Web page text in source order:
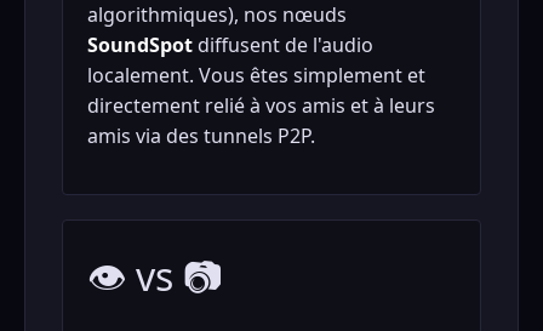
algorithmiques), nos nœuds
SoundSpotdiffusent de l'audio
localement. Vous êtes simplement et
directement relié à vos amis et à leurs
amis via des tunnels P2P.
👁 vs 📷